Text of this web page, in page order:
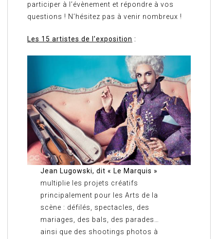
participer à l’évènement et répondre à vos
questions ! N’hésitez pas à venir nombreux !
Les 15 artistes de l’exposition :
Jean Lugowski, dit « Le Marquis »
multiplie les projets créatifs
principalement pour les Arts de la
scène : défilés, spectacles, des
mariages, des bals, des parades…
ainsi que des shootings photos à